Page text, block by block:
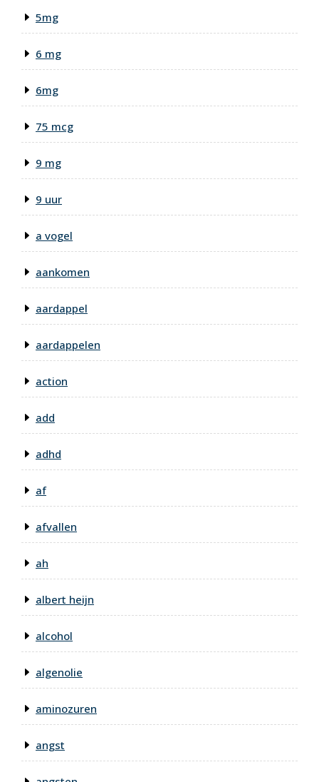
5mg
6 mg
6mg
75 mcg
9 mg
9 uur
a vogel
aankomen
aardappel
aardappelen
action
add
adhd
af
afvallen
ah
albert heijn
alcohol
algenolie
aminozuren
angst